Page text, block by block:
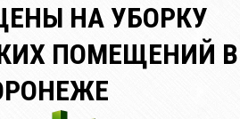
НА УБОРКУ
ПОМЕЩЕНИЙ В